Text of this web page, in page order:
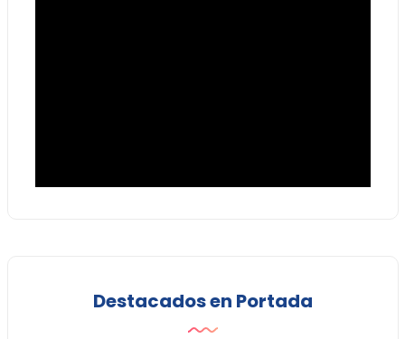
Destacados en Portada